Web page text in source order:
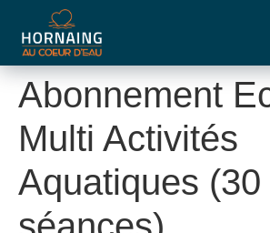
Abonnement
Multi Activités
Aquatiques (30